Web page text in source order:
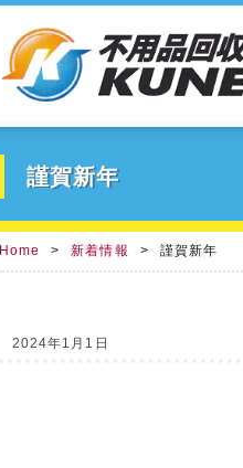
Home 新着情報 謹賀新年
謹賀新年
2024年1月1日